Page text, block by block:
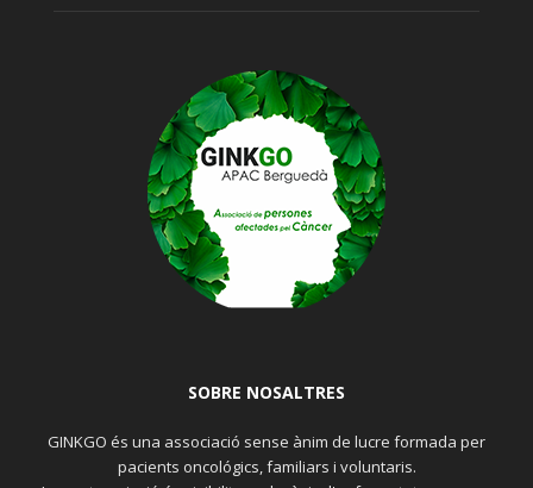
SOBRE NOSALTRES
GINKGO és una associació sense ànim de lucre formada per
pacients oncológics, familiars i voluntaris.